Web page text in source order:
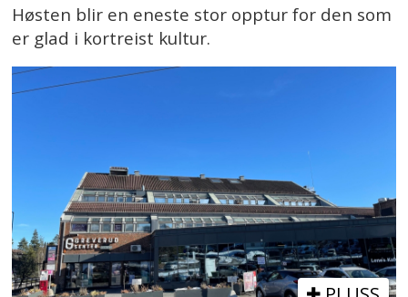
Høsten blir en eneste stor opptur for den som
er glad i kortreist kultur.